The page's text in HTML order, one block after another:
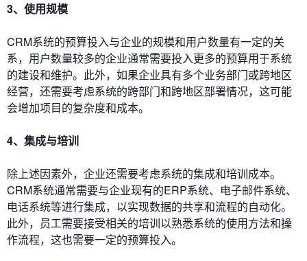
3、使用规模
CRM系统的预算投入与企业的规模和用户数量有一定的关
系，用户数量较多的企业通常需要投入更多的预算用于系统
的建设和维护。此外，如果企业具有多个业务部门或跨地区
经营，还需要考虑系统的跨部门和跨地区部署情况，这可能
会增加项目的复杂度和成本。
4、集成与培训
除上述因素外，企业还需要考虑系统的集成和培训成本。
CRM系统通常需要与企业现有的ERP系统、电子邮件系统、
电话系统等进行集成，以实现数据的共享和流程的自动化。
此外，员工需要接受相关的培训以熟悉系统的使用方法和操
作流程，这也需要一定的预算投入。